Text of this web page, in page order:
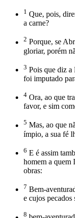
1 Que, pois,
a carne?
2 Porque, se
gloriar, porém
3 Pois que diz a
foi imputado
4 Ora, ao que
favor, e sim
5 Mas, ao que
ímpio, a sua fé
6 E é assim
homem a quem
obras:
7 Bem-
e cujos pecados
8